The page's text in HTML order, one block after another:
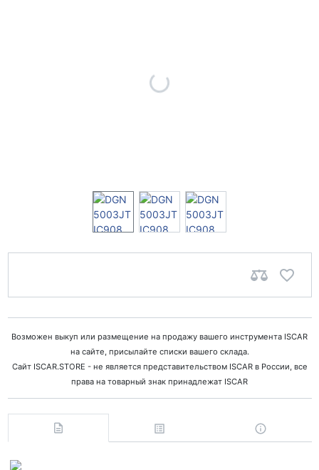
Возможен выкуп или размещение на продажу вашего инструмента ISCAR
на сайте, присылайте списки вашего склада.
Сайт ISCAR.STORE - не является представительством ISCAR в России, все
права на товарный знак принадлежат ISCAR